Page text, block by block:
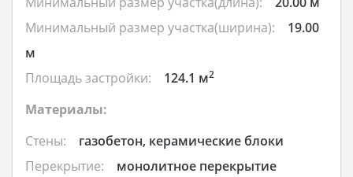
Минимальный размер участка(ширина):
19.00
м
Площадь застройки:
124.1 м2
Материалы:
Стены:
газобетон, керамические блоки
Перекрытие:
монолитное перекрытие